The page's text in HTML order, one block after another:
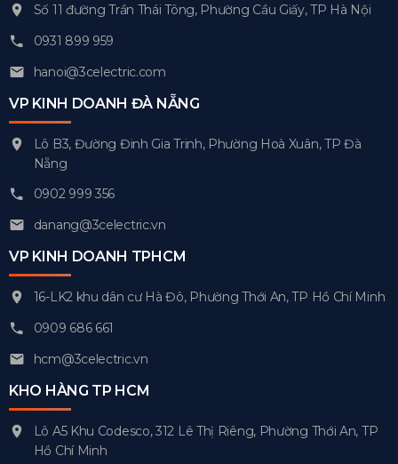
Số 11 đường Trần Thái Tông, Phường Cầu Giấy, TP Hà Nội
0931 899 959
hanoi@3celectric.com
VP KINH DOANH ĐÀ NẴNG
Lô B3, Đường Đinh Gia Trinh, Phường Hoà Xuân, TP Đà
Nẵng
0902 999 356
danang@3celectric.vn
VP KINH DOANH TPHCM
16-LK2 khu dân cư Hà Đô, Phường Thới An, TP Hồ Chí Minh
0909 686 661
hcm@3celectric.vn
KHO HÀNG TP HCM
Lô A5 Khu Codesco, 312 Lê Thị Riêng, Phường Thới An, TP
Hồ Chí Minh